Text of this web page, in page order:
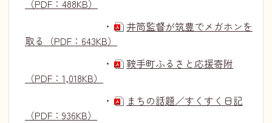
（PDF：488KB）
・
井筒監督が筑豊でメガホンを
取る（PDF：643KB）
・
鞍手町ふるさと応援寄附
（PDF：1,018KB）
・
まちの話題／すくすく日記
（PDF：936KB）